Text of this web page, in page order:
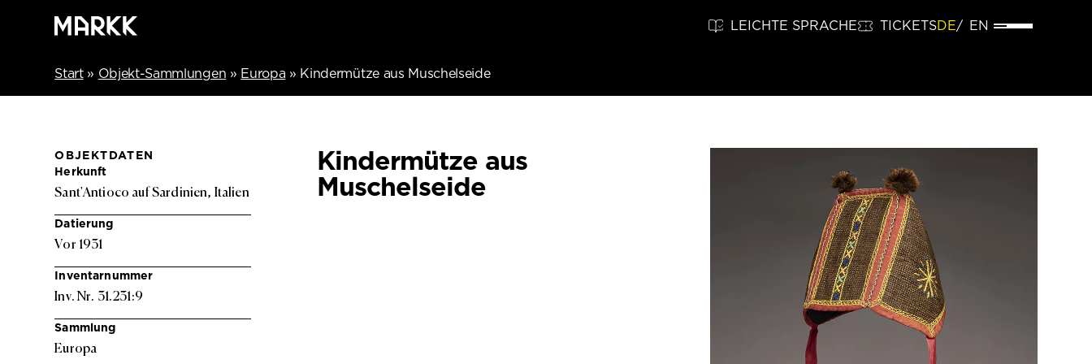
LEICHTE SPRACHE TICKETSDE EN
Start» Objekt-Sammlungen » Europa » Kindermütze aus Muschelseide
OBJEKTDATEN
Herkunft
Sant'Antioco auf Sardinien, Italien
Datierung
Vor 1931
Inventarnummer
Inv. Nr. 31.231:9
Sammlung
Europa
Kindermütze aus
Muschelseide